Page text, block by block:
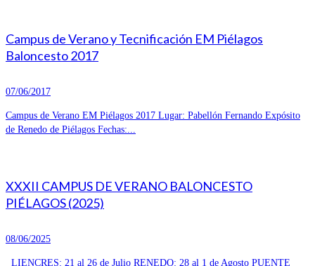
Campus de Verano y Tecnificación EM Piélagos
Baloncesto 2017
07/06/2017
Campus de Verano EM Piélagos 2017 Lugar: Pabellón Fernando Expósito
de Renedo de Piélagos Fechas:...
XXXII CAMPUS DE VERANO BALONCESTO
PIÉLAGOS (2025)
08/06/2025
LIENCRES: 21 al 26 de Julio RENEDO: 28 al 1 de Agosto PUENTE